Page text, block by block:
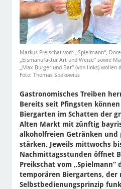
Markus Preischat vom „Spielmann“,
„Eismanufaktur Art und Weise“ sowie
„Max Burger und Bar“ (von links)
Foto: Thomas Spekowius
Gastronomisches Treiben
Bereits seit Pfingsten
Biergarten im Schatten der
Alten Markt mit zünftig
alkoholfreien Getränken und
stärken. Jeweils mittwochs
Nachmittagsstunden öffnet
Preikschat vom „Spielmann“
temporären Biergartens, der
Selbstbedienungsprinzip